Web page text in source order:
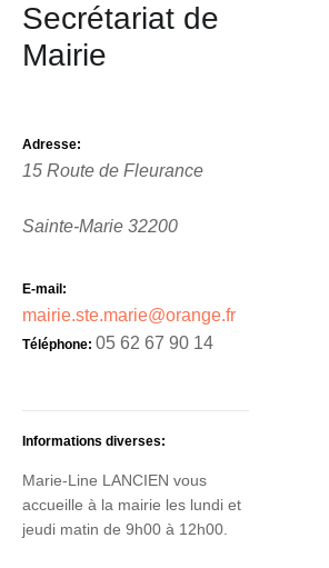
Secrétariat de
Mairie
Adresse:
15 Route de Fleurance
Sainte-Marie 32200
E-mail:
mairie.ste.marie@orange.fr
Téléphone: 05 62 67 90 14
Informations diverses:
Marie-Line LANCIEN vous
accueille à la mairie les lundi et
jeudi matin de 9h00 à 12h00.